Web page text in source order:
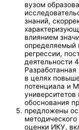
вузом
знаний,
влиянием
определяемый
регрессии,
деятельности
в целях
потенциала и
обоснования
предложены
оценки ИКУ,